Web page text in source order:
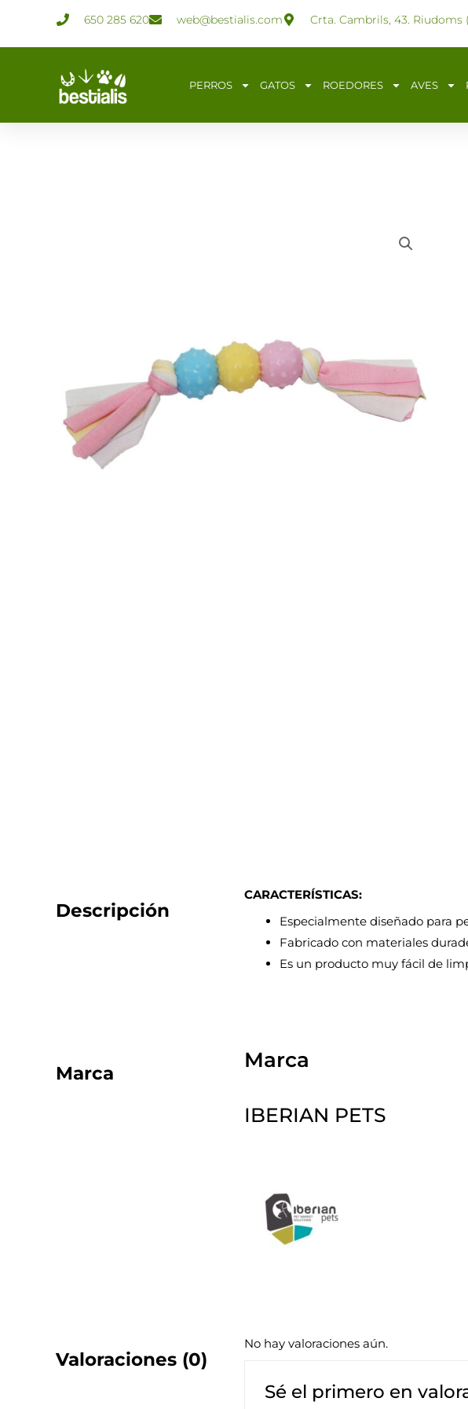
650 285 620 web@bestialis.com Crta. Cambrils, 43. Riudoms
PERROS GATOS ROEDORES AVES
Descripción
CARACTERÍSTICAS:
Especialmente diseñado para
Fabricado con materiales
Es un producto muy fácil de
Marca
Marca
IBERIAN PETS
Valoraciones (0)
No hay valoraciones aún.
Sé el primero en